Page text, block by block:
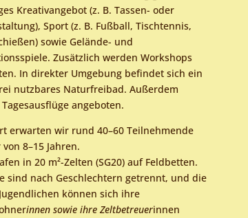
Kreativangebot (z. B. Tassen- oder
Sport (z. B. Fußball, Tischtennis,
sowie Gelände- und
Zusätzlich werden Workshops
In direkter Umgebung befindet sich ein
nutzbares Naturfreibad. Außerdem
angeboten.
erwarten wir rund 40–60 Teilnehmende
8–15 Jahren.
in 20 m²-Zelten (SG20) auf Feldbetten.
sind nach Geschlechtern getrennt, und die
können sich ihre
innen sowie ihre Zeltbetreuerinnen